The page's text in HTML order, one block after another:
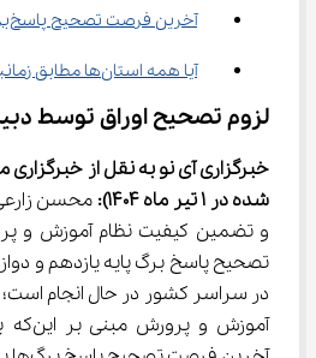
آخرین فرصت تصحیح پاسخ‌برگ‌ها چه زمانی بوده است؟
آیا همه استان‌ها مطابق زمانبندی پیش رفتند؟
لزوم تصحیح اوراق توسط
خبرگزاری آی نو به نقل از خبرگزاری
شده در 1 تیر ماه 1404):
محسن
و تضمین کیفیت نظام آموزش و
تصحیح پاسخ برگ پایه یازدهم و
در سراسر کشور در حال انجام
آموزش